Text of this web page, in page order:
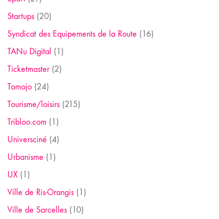
Startups (20)
Syndicat des Equipements de la Route (16)
TANu Digital (1)
Ticketmaster(2)
Tomojo (24)
Tourisme/loisirs (215)
Tribloo.com (1)
Universciné (4)
Urbanisme (1)
UX (1)
Ville de Ris-Orangis (1)
Ville de Sarcelles (10)